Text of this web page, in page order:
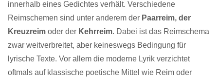
innerhalb eines Gedichtes verhält. Verschiedene
Reimschemen sind unter anderem der Paarreim, der
Kreuzreim oder der Kehrreim. Dabei ist das Reimschema
zwar weitverbreitet, aber keineswegs Bedingung für
lyrische Texte. Vor allem die moderne Lyrik verzichtet
oftmals auf klassische poetische Mittel wie Reim oder